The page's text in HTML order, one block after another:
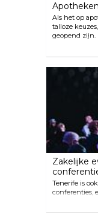
Apotheken
Als het op
talloze
geopend zijn.
bekendste
Zakelijke
Tenerife is
conferenties,